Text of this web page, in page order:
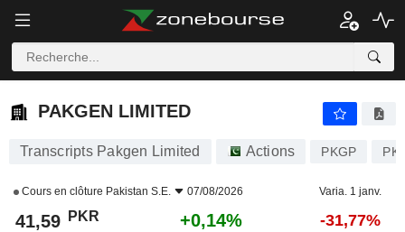
PAKGEN LIMITED
PAKGEN LIMITED
Transcripts Pakgen Limited Actions PKGP
Cours en clôture Pakistan S.E. 07/08/2026 Varia. 1 janv.
41,59 PKR +0,14% -31,77%